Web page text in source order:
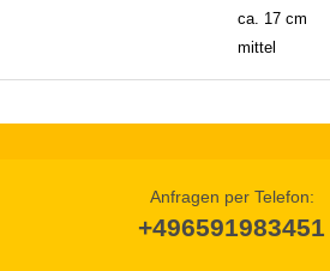
ca. 17 cm
mittel
Anfragen per Telefon:
+496591983451